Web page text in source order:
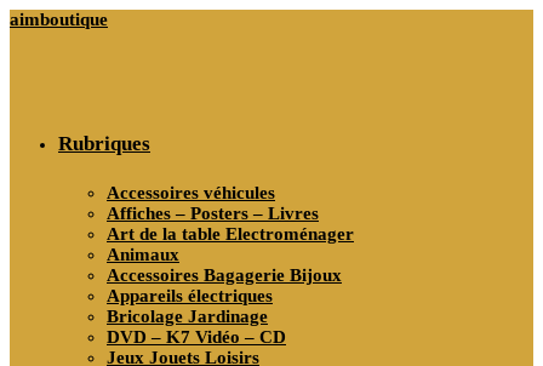
Skip
aimboutique
Rubriques
Accessoires véhicules
Affiches – Posters – Livres
Art de la table Electroménager
Animaux
Accessoires Bagagerie Bijoux
Appareils électriques
Bricolage Jardinage
DVD – K7 Vidéo – CD
Jeux Jouets Loisirs